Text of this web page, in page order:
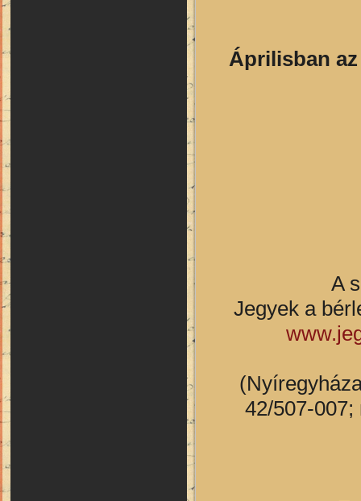
Áprilisban
A
Jegyek a
42/507-